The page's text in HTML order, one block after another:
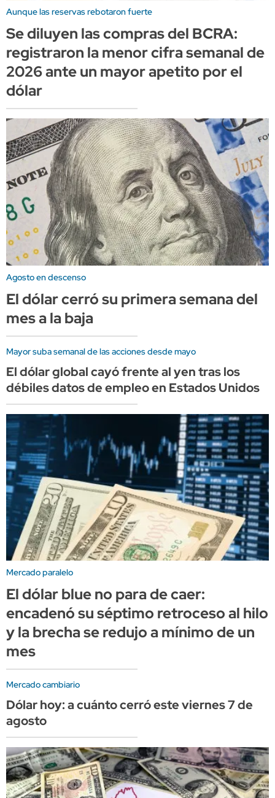
Aunque las reservas rebotaron fuerte
Se diluyen las compras del BCRA:
registraron la menor cifra semanal de
2026 ante un mayor apetito por el
dólar
Agosto en descenso
El dólar cerró su primera semana del
mes a la baja
Mayor suba semanal de las acciones desde mayo
El dólar global cayó frente al yen tras los
débiles datos de empleo en Estados Unidos
Mercado paralelo
El dólar blue no para de caer:
encadenó su séptimo retroceso al hilo
y la brecha se redujo a mínimo de un
mes
Mercado cambiario
Dólar hoy: a cuánto cerró este viernes 7 de
agosto